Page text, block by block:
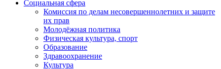
Социальная сфера
Комиссия по делам несовершеннолетних и защите
их прав
Молодёжная политика
Физическая культура, спорт
Образование
Здравоохранение
Культура